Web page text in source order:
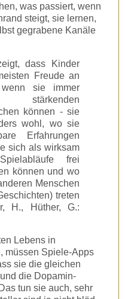
was passiert, wenn
steigt, sie lernen,
gegrabene Kanäle
dass Kinder
Freude an
sie immer
können - sie
wohl, wo sie
Erfahrungen
sich als wirksam
frei
können und wo
Menschen
treten
H., Hüther, G.:
Lebens in
müssen Spiele-Apps
sie die gleichen
die Dopamin-
tun sie auch, sehr